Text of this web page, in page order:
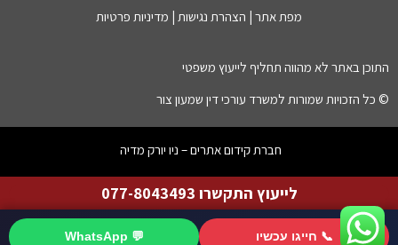
מפת אתר | הצהרת נגישות מדיניות פרטיות
התוכן באתר לא מהווה תחליף לייעוץ משפטי
© כל הזכויות שמורות למשרד עורכי דין שמעון צור
חברת קידום אתרים – ניו יורק מדיה
לייעוץ התקשרו 077-8043493
📞 חייגו עכשיו 💬 WhatsApp